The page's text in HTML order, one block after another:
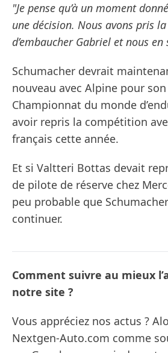
"Je pense qu’à un moment
une décision. Nous avons pris
d’embaucher Gabriel et nous
Schumacher devrait
nouveau avec Alpine pour
Championnat du monde
avoir repris la compétition
français cette année.
Et si Valtteri Bottas devait
de pilote de réserve chez
peu probable que
continuer.
Comment suivre au mieux
notre site ?
Vous appréciez nos actus ?
Nextgen-Auto.com comme